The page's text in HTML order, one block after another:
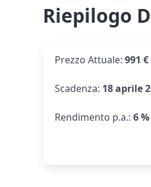
Riepilogo
Prezzo Attuale: 991 €
Scadenza: 18 aprile
Rendimento p.a.: 6 %